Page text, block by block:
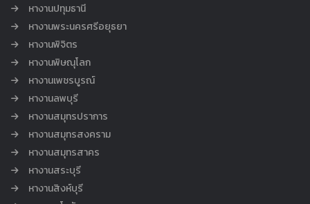
หางานปทุมธานี
หางานพระนครศรีอยุธยา
หางานพิจิตร
หางานพิษณุโลก
หางานเพชรบูรณ์
หางานลพบุรี
หางานสมุทรปราการ
หางานสมุทรสงคราม
หางานสมุทรสาคร
หางานสระบุรี
หางานสิงห์บุรี